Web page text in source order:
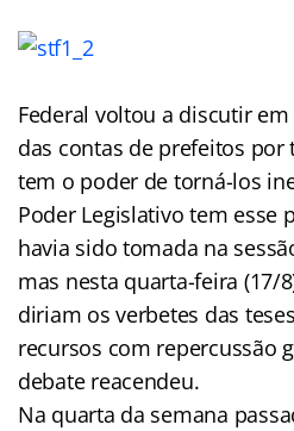
Federal voltou a discutir
das contas de prefeitos
tem o poder de torná-los
Poder Legislativo tem esse
havia sido tomada na
mas nesta quarta-feira (17/
diriam os verbetes das
recursos com repercussão
debate reacendeu.
Na quarta da semana